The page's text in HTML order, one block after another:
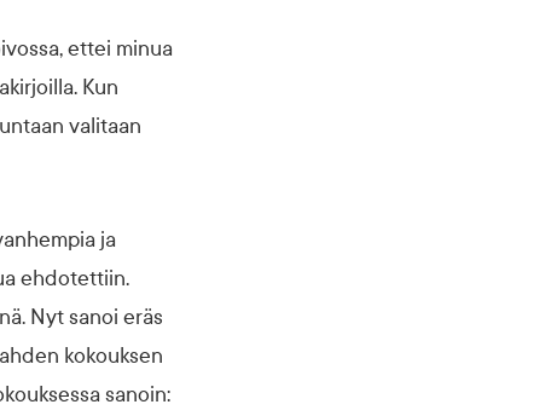
ettei minua
Kun
valitaan
ja
ehdotettiin.
Nyt sanoi eräs
kokouksen
sanoin: